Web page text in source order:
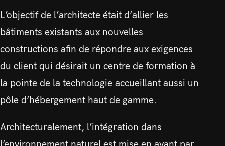
L’objectif de l’architecte était d’allier les
bâtiments existants aux nouvelles
constructions afin de répondre aux exigences
du client qui désirait un centre de formation à
la pointe de la technologie accueillant aussi un
pôle d’hébergement haut de gamme.
Architecturalement, l’intégration dans